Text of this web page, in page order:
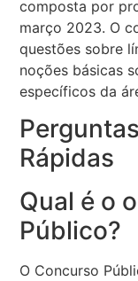
composta por
março 2023. O
questões sobre
noções básicas
específicos da
Rápidas
Qual é o
Público?
O Concurso